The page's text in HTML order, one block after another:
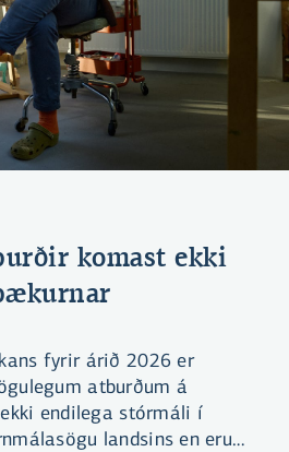
komast ekki
fyrir árið 2026 er
atburðum á
endilega stórmáli í
landsins en eru